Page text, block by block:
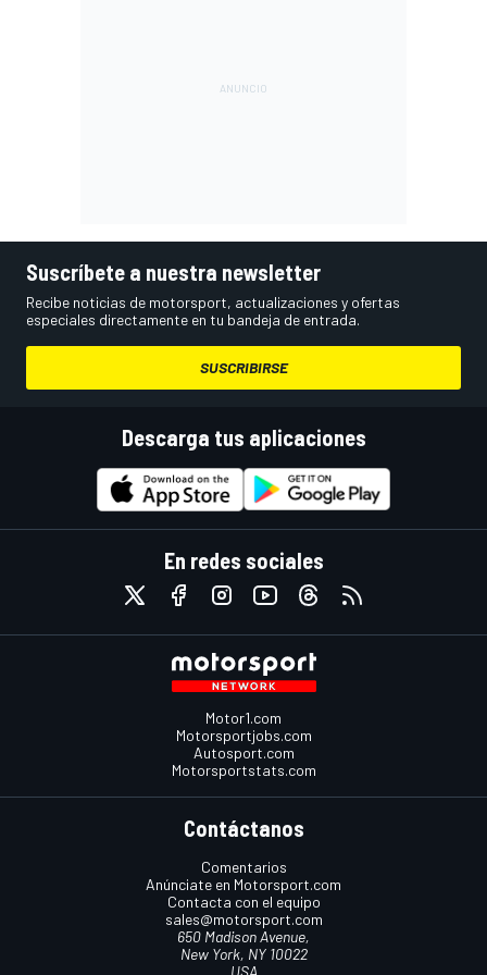
Suscríbete a nuestra newsletter
Recibe noticias de motorsport, actualizaciones y ofertas
especiales directamente en tu bandeja de entrada.
SUSCRIBIRSE
Descarga tus aplicaciones
En redes sociales
Motor1.com
Motorsportjobs.com
Autosport.com
Motorsportstats.com
Contáctanos
Comentarios
Anúnciate en Motorsport.com
Contacta con el equipo
sales@motorsport.com
650 Madison Avenue,
New York, NY 10022
USA